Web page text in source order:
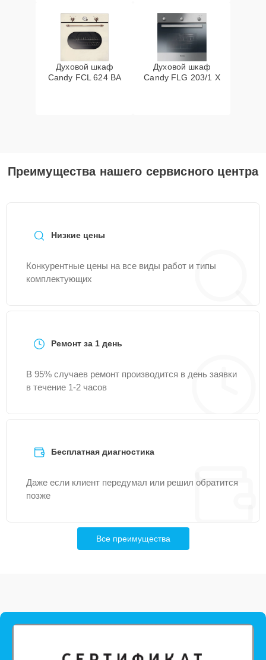
Духовой шкаф
Candy FCL 624 BA
Духовой шкаф
Candy FLG 203/1 X
Преимущества нашего сервисного центра
Низкие цены
Конкурентные цены на все виды работ и типы
комплектующих
Ремонт за 1 день
В 95% случаев ремонт производится в день заявки
в течение 1-2 часов
Бесплатная диагностика
Даже если клиент передумал или решил обратится
позже
Все преимущества